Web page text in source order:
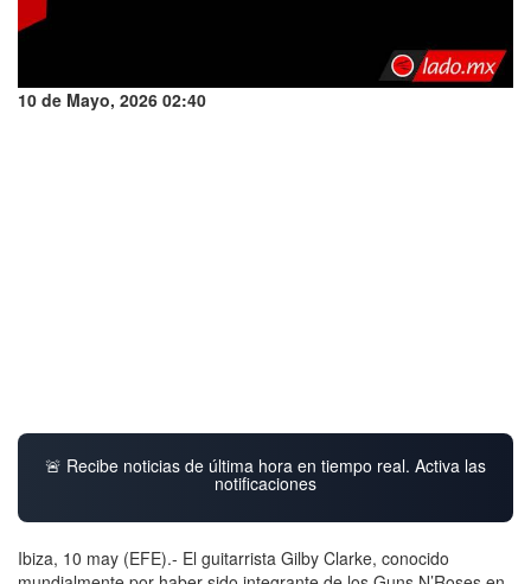
10 de Mayo, 2026 02:40
🚨 Recibe noticias de última hora en tiempo real. Activa las
notificaciones
Ibiza, 10 may (EFE).- El guitarrista Gilby Clarke, conocido